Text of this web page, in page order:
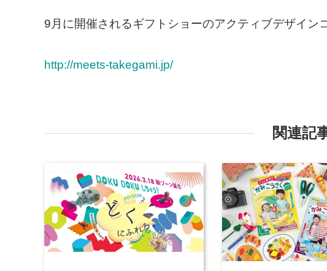
9月に開催されるギフトショーのアクティブデザイン
http://meets-takegami.jp/
関連記